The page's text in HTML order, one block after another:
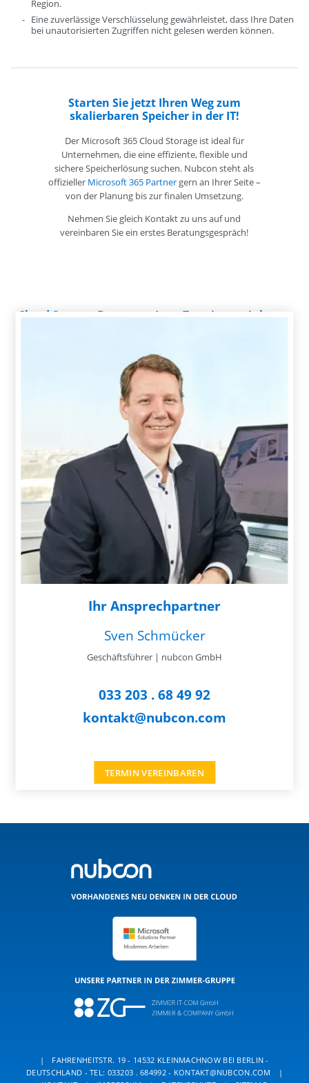
Region.
Eine zuverlässige Verschlüsselung gewährleistet, dass Ihre Daten
bei unautorisierten Zugriffen nicht gelesen werden können.
Starten Sie jetzt Ihren Weg zum
skalierbaren Speicher in der IT!
Der Microsoft 365 Cloud Storage ist ideal für
Unternehmen, die eine effiziente, flexible und
sichere Speicherlösung suchen. Nubcon steht als
offizieller Microsoft 365 Partnergern an Ihrer Seite –
von der Planung bis zur finalen Umsetzung.
Nehmen Sie gleich Kontakt zu uns auf und
vereinbaren Sie ein erstes Beratungsgespräch!
Cloud Storage Beratung: Jetzt Termin vereinbaren
Ihr Ansprechpartner
Sven Schmücker
Geschäftsführer | nubcon GmbH
033 203 . 68 49 92
kontakt@nubcon.com
TERMIN VEREINBAREN
|
FAHRENHEITSTR. 19 - 14532 KLEINMACHNOW BEI BERLIN -
DEUTSCHLAND -TEL: 033203 . 684992- KONTAKT@NUBCON.COM
|